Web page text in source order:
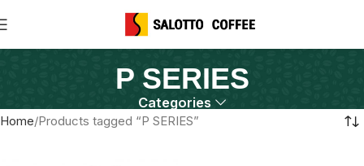
P SERIES
Categories
Home Products tagged “P SERIES”